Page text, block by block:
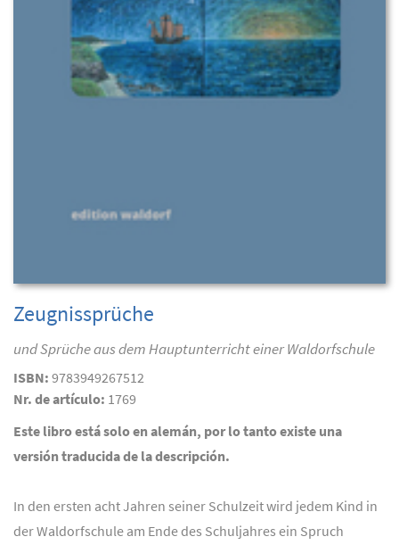
Zeugnissprüche
und Sprüche aus dem Hauptunterricht einer Waldorfschule
ISBN: 9783949267512
Nr. de artículo: 1769
Este libro está solo en alemán, por lo tanto existe una
versión traducida de la descripción.
In den ersten acht Jahren seiner Schulzeit wird jedem Kind in
der Waldorfschule am Ende des Schuljahres ein Spruch